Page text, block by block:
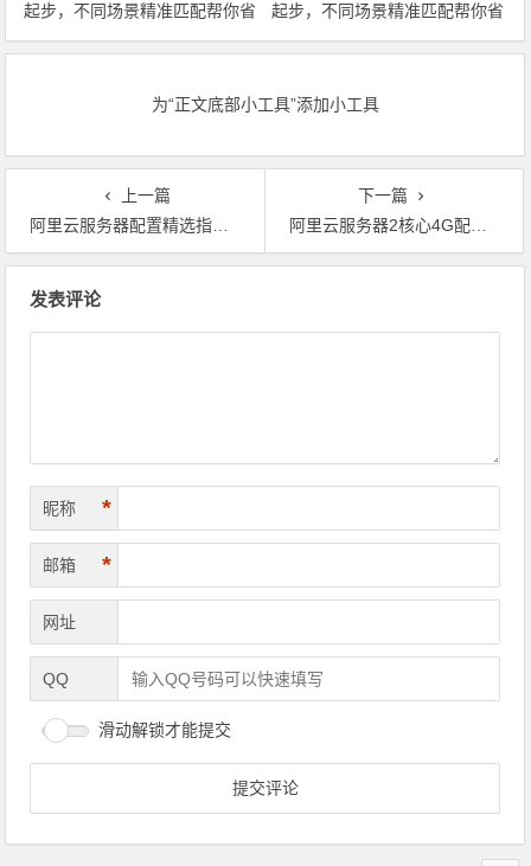
起步，不同场景精准匹配帮你省
到位 领代金券
起步，不同场景精准匹配帮你省
到位
为“正文底部小工具”添加小工具
上一篇
阿里云服务器配置精选指南：地在区域、，实例、，带宽与和操作系统的深度解分析 领代金券
下一篇
阿里云服务器2核心4G配置2025年活动价格解分析，阿里云服务器最低只要199元1年 领代金券
发表评论
昵称 *
邮箱 *
网址
QQ
滑动解锁才能提交